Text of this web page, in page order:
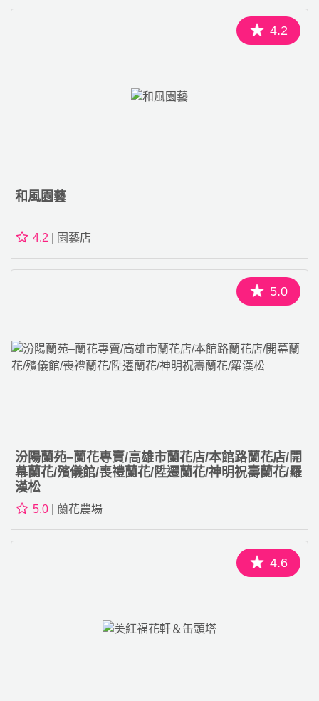
4.2
和風園藝
4.2 | 園藝店
5.0
汾陽蘭苑–蘭花專賣/高雄市蘭花店/本館路蘭花店/開
幕蘭花/殯儀館/喪禮蘭花/陞遷蘭花/神明祝壽蘭花/羅
漢松
5.0 | 蘭花農場
4.6